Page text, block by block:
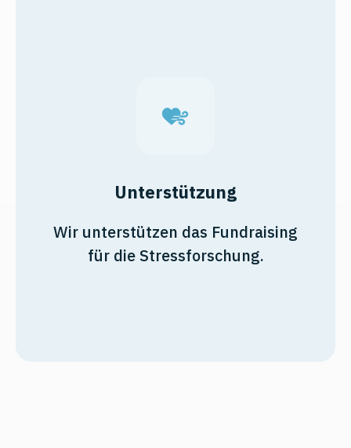
Unterstützung
Wir unterstützen das Fundraising
für die Stressforschung.